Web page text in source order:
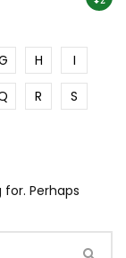
H
I
R
S
Perhaps